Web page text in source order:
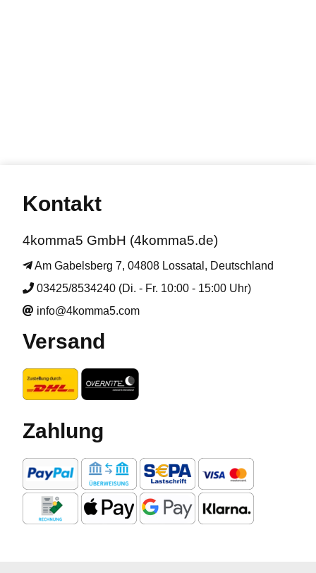
Kontakt
4komma5 GmbH (4komma5.de)
Am Gabelsberg 7, 04808 Lossatal, Deutschland
03425/8534240 (Di. - Fr. 10:00 - 15:00 Uhr)
info@4komma5.com
Versand
Zahlung